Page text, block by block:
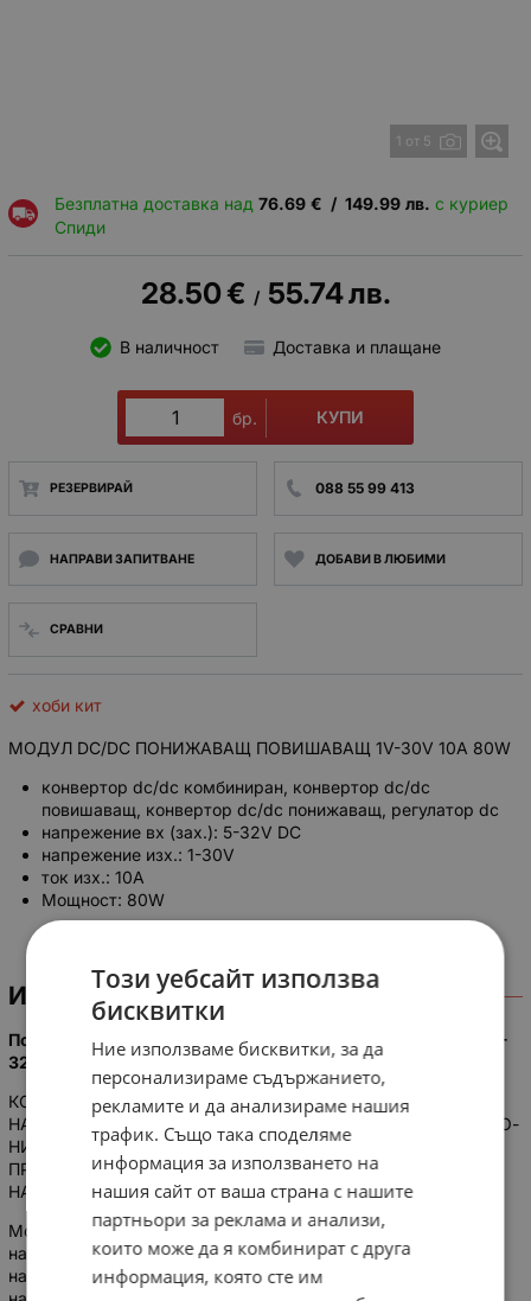
1 от 5
Безплатна доставка над 76.69 € / 149.99 лв. с куриер
Спиди
28.50€ / 55.74лв.
В наличност Доставка и плащане
бр. КУПИ
РЕЗЕРВИРАЙ 088 55 99 413
НАПРАВИ ЗАПИТВАНЕ ДОБАВИ В ЛЮБИМИ
СРАВНИ
хоби кит
МОДУЛ DC/DC ПОНИЖАВАЩ ПОВИШАВАЩ 1V-30V 10A 80W
конвертор dc/dc комбиниран, конвертор dc/dc
повишаващ, конвертор dc/dc понижаващ, регулатор dc
напрежение вх (зах.): 5-32V DC
напрежение изх.: 1-30V
ток изх.: 10A
Мощност: 80W
ИНФОРМАЦИЯ
Понижаващ-повишаващ модул с входно напрежение DC 5-
32V, изходно DC 1V-30V, 10А MAX
КОНВЕРТОР С ВЪЗМОЖНОСТ ДА РЕГУЛИРА ИЗХОДНОТО
НАПРЕЖЕНИЕ СПРЯМО ВХОДНОТО НА ПО-ВИСОКА ИЛИ ПО-
НИСКА СТОЙНОСТ ОТ ВХОДНАТА, КОЕТО ГО ПРАВИ
ПРИЛОЖИМ И КАТО СТАБИЛИЗАТОР НА ПОСТОЯННО
НАПРЕЖЕНИЕ.
Модула е високоефективен автоматичен регулатор на
напрежението с възможноста за регулиране на изходното
напрежение, изходния ток и защита от ниско входно
Този уебсайт използва
бисквитки
Ние използваме бисквитки, за да
персонализираме съдържанието,
рекламите и да анализираме нашия
трафик. Също така споделяме
информация за използването на
нашия сайт от ваша страна с нашите
партньори за реклама и анализи,
които може да я комбинират с друга
информация, която сте им